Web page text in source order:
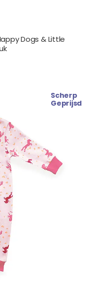
Dogs & Little
Scherp
Geprijsd